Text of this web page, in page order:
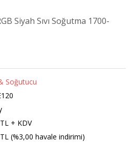
Siyah Sıvı Soğutma 1700-
Soğutucu
+ KDV
(%3,00 havale indirimi)